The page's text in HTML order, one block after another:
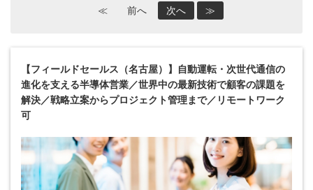
≪ 前へ 次へ ≫
【フィールドセールス（名古屋）】自動運転・次世代通信の
進化を支える半導体営業／世界中の最新技術で顧客の課題を
解決／戦略立案からプロジェクト管理まで／リモートワーク
可